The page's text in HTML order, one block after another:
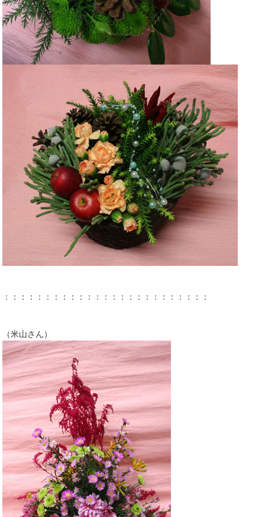
：：：：：：：：：：：：：：：：：：：：：：：：：
（米山さん）